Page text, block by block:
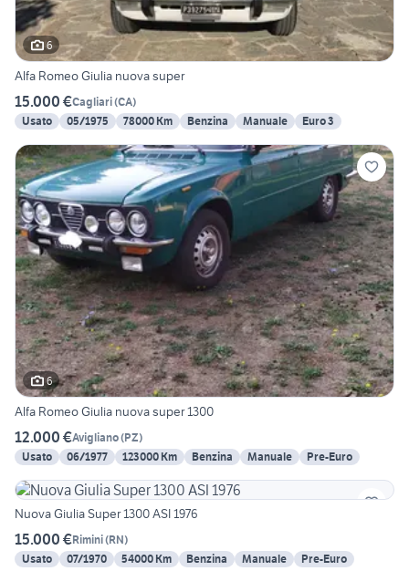
6
Alfa Romeo Giulia nuova super
15.000 €Cagliari(CA)
Usato
05/1975 78000 Km Benzina Manuale Euro 3
6
Alfa Romeo Giulia nuova super 1300
12.000 €Avigliano(PZ)
Usato
06/1977 123000 Km Benzina Manuale Pre-Euro
Nuova Giulia Super 1300 ASI 1976
15.000 €Rimini(RN)
Usato
07/1970 54000 Km Benzina Manuale Pre-Euro